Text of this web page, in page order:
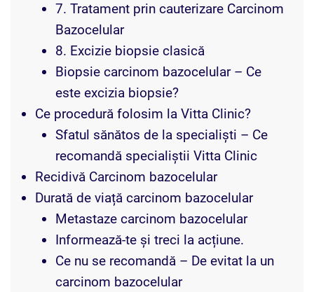
7. Tratament prin cauterizare Carcinom
Bazocelular
8. Excizie biopsie clasică
Biopsie carcinom bazocelular – Ce
este excizia biopsie?
Ce procedură folosim la Vitta Clinic?
Sfatul sănătos de la specialiști – Ce
recomandă specialiștii Vitta Clinic
Recidivă Carcinom bazocelular
Durată de viață carcinom bazocelular
Metastaze carcinom bazocelular
Informează-te și treci la acțiune.
Ce nu se recomandă – De evitat la un
carcinom bazocelular